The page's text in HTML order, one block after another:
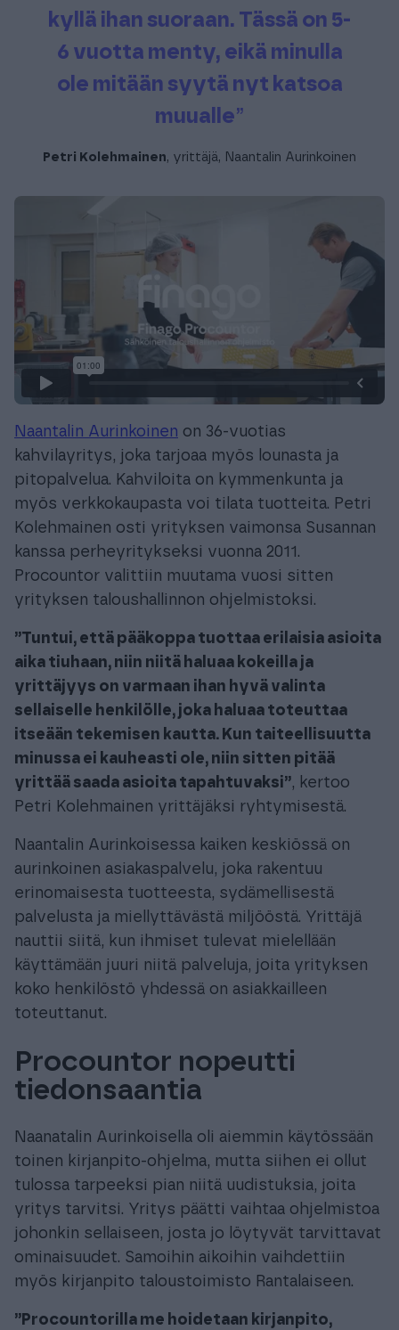
kyllä ihan suoraan. Tässä on 5-
6 vuotta menty, eikä minulla
ole mitään syytä nyt katsoa
muualle”
Petri Kolehmainen, yrittäjä, Naantalin Aurinkoinen
Naantalin Aurinkoinen on 36-vuotias
kahvilayritys, joka tarjoaa myös lounasta ja
pitopalvelua. Kahviloita on kymmenkunta ja
myös verkkokaupasta voi tilata tuotteita. Petri
Kolehmainen osti yrityksen vaimonsa Susannan
kanssa perheyritykseksi vuonna 2011.
Procountor valittiin muutama vuosi sitten
yrityksen taloushallinnon ohjelmistoksi.
”Tuntui, että pääkoppa tuottaa erilaisia asioita
aika tiuhaan, niin niitä haluaa kokeilla ja
yrittäjyys on varmaan ihan hyvä valinta
sellaiselle henkilölle, joka haluaa toteuttaa
itseään tekemisen kautta. Kun taiteellisuutta
minussa ei kauheasti ole, niin sitten pitää
yrittää saada asioita tapahtuvaksi”, kertoo
Petri Kolehmainen yrittäjäksi ryhtymisestä.
Naantalin Aurinkoisessa kaiken keskiössä on
aurinkoinen asiakaspalvelu, joka rakentuu
erinomaisesta tuotteesta, sydämellisestä
palvelusta ja miellyttävästä miljööstä. Yrittäjä
nauttii siitä, kun ihmiset tulevat mielellään
käyttämään juuri niitä palveluja, joita yrityksen
koko henkilöstö yhdessä on asiakkailleen
toteuttanut.
Procountor nopeutti
tiedonsaantia
Naanatalin Aurinkoisella oli aiemmin käytössään
toinen kirjanpito-ohjelma, mutta siihen ei ollut
tulossa tarpeeksi pian niitä uudistuksia, joita
yritys tarvitsi. Yritys päätti vaihtaa ohjelmistoa
johonkin sellaiseen, josta jo löytyvät tarvittavat
ominaisuudet. Samoihin aikoihin vaihdettiin
myös kirjanpito taloustoimisto Rantalaiseen.
”Procountorilla me hoidetaan kirjanpito,